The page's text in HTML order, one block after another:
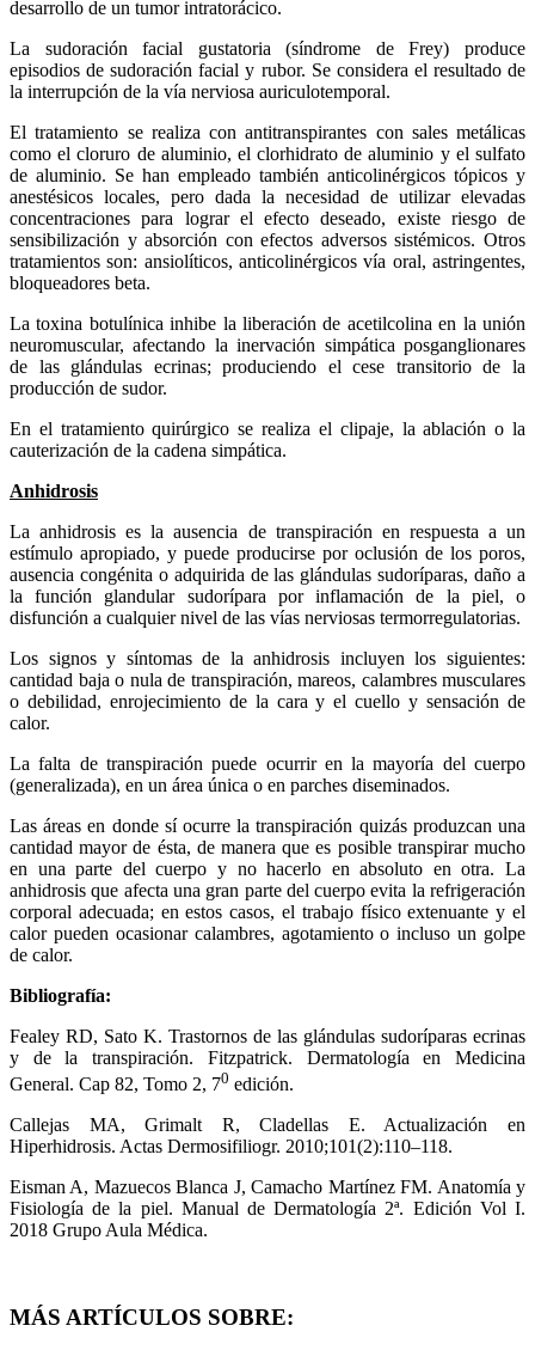
desarrollo de un tumor intratorácico.
La sudoración facial gustatoria (síndrome de Frey) produce
episodios de sudoración facial y rubor. Se considera el resultado de
la interrupción de la vía nerviosa auriculotemporal.
El tratamiento se realiza con antitranspirantes con sales metálicas
como el cloruro de aluminio, el clorhidrato de aluminio y el sulfato
de aluminio. Se han empleado también anticolinérgicos tópicos y
anestésicos locales, pero dada la necesidad de utilizar elevadas
concentraciones para lograr el efecto deseado, existe riesgo de
sensibilización y absorción con efectos adversos sistémicos. Otros
tratamientos son: ansiolíticos, anticolinérgicos vía oral, astringentes,
bloqueadores beta.
La toxina botulínica inhibe la liberación de acetilcolina en la unión
neuromuscular, afectando la inervación simpática posganglionares
de las glándulas ecrinas; produciendo el cese transitorio de la
producción de sudor.
En el tratamiento quirúrgico se realiza el clipaje, la ablación o la
cauterización de la cadena simpática.
Anhidrosis
La anhidrosis es la ausencia de transpiración en respuesta a un
estímulo apropiado, y puede producirse por oclusión de los poros,
ausencia congénita o adquirida de las glándulas sudoríparas, daño a
la función glandular sudorípara por inflamación de la piel, o
disfunción a cualquier nivel de las vías nerviosas termorregulatorias.
Los signos y síntomas de la anhidrosis incluyen los siguientes:
cantidad baja o nula de transpiración, mareos, calambres musculares
o debilidad, enrojecimiento de la cara y el cuello y sensación de
calor.
La falta de transpiración puede ocurrir en la mayoría del cuerpo
(generalizada), en un área única o en parches diseminados.
Las áreas en donde sí ocurre la transpiración quizás produzcan una
cantidad mayor de ésta, de manera que es posible transpirar mucho
en una parte del cuerpo y no hacerlo en absoluto en otra. La
anhidrosis que afecta una gran parte del cuerpo evita la refrigeración
corporal adecuada; en estos casos, el trabajo físico extenuante y el
calor pueden ocasionar calambres, agotamiento o incluso un golpe
de calor.
Bibliografía:
Fealey RD, Sato K. Trastornos de las glándulas sudoríparas ecrinas
y de la transpiración. Fitzpatrick. Dermatología en Medicina
General. Cap 82, Tomo 2, 70 edición.
Callejas MA, Grimalt R, Cladellas E. Actualización en
Hiperhidrosis. Actas Dermosifiliogr. 2010;101(2):110–118.
Eisman A, Mazuecos Blanca J, Camacho Martínez FM. Anatomía y
Fisiología de la piel. Manual de Dermatología 2ª. Edición Vol I.
2018 Grupo Aula Médica.
MÁS ARTÍCULOS SOBRE: